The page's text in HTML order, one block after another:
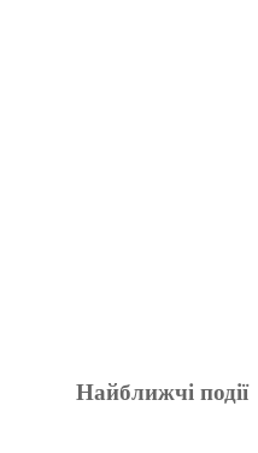
Найближчі події